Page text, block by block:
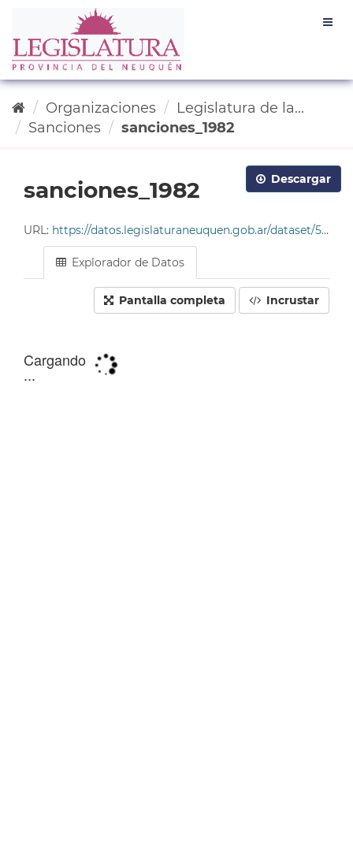
contenido
Organizaciones
Legislatura de la...
Sanciones
sanciones_1982
Descargar
sanciones_1982
URL: https://datos.legislaturaneuquen.gob.ar/dataset/585c96da-4678-49cf-9ddc-e2c93214563b/resource/47ac662e-d405-48cc-9b6f-fa7423ec170d/download/tabla_sanciones_1982.csv
Explorador de Datos
Pantalla completa Incrustar